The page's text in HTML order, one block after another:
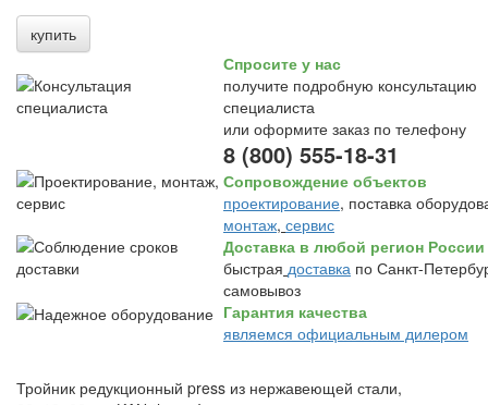
купить
Спросите у нас
получите подробную консультацию
специалиста
или оформите заказ по телефону
8 (800) 555-18-31
Сопровождение объектов
проектирование, поставка
монтаж, сервис
Доставка в любой регион России
быстрая доставка по Санкт-
самовывоз
Гарантия качества
являемся официальным дилером
Тройник редукционный press из нержавеющей стали,